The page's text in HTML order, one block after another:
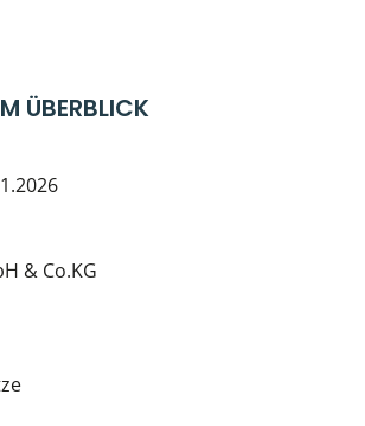
ÜBERBLICK
& Co.KG